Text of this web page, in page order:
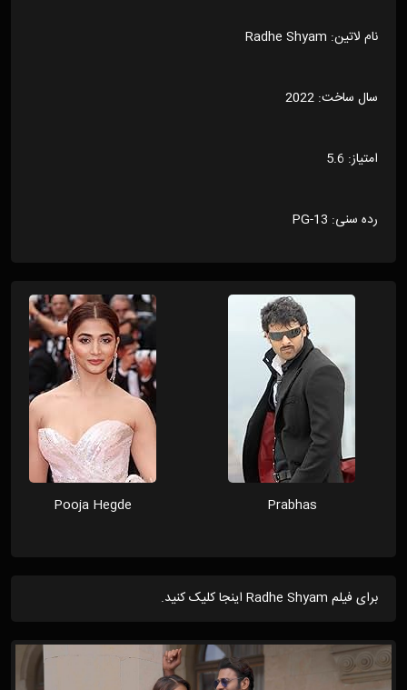
نام لاتین: Radhe Shyam
سال ساخت: 2022
امتیاز: 5.6
رده سنی: PG-13
Prabhas
Pooja Hegde
برای فیلم Radhe Shyam اینجا کلیک کنید.